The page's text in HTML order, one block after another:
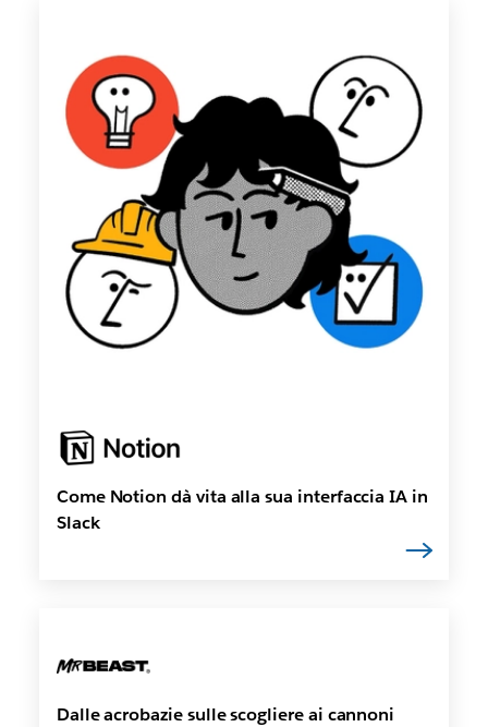
Come Notion dà vita alla sua interfaccia IA in
Slack
Dalle acrobazie sulle scogliere ai cannoni